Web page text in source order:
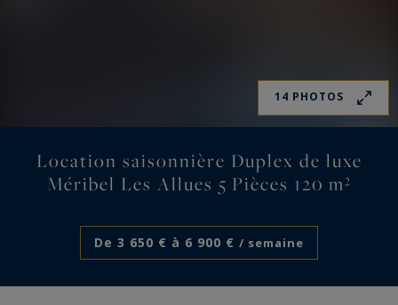
14 PHOTOS
Location saisonnière Duplex de luxe
Méribel Les Allues 5 Pièces 120 m²
De 3 650 € à 6 900 € / semaine